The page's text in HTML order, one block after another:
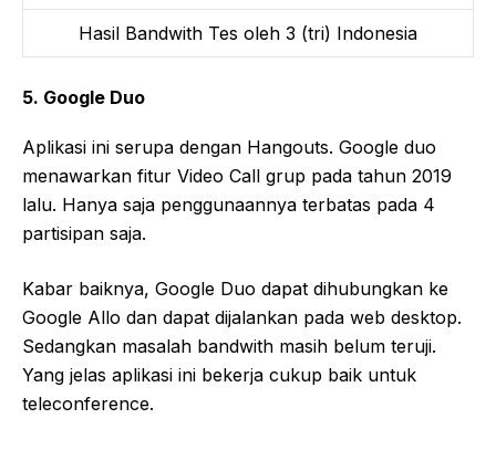
Hasil Bandwith Tes oleh 3 (tri) Indonesia
5. Google Duo
Aplikasi ini serupa dengan Hangouts. Google duo
menawarkan fitur Video Call grup pada tahun 2019
lalu. Hanya saja penggunaannya terbatas pada 4
partisipan saja.
Kabar baiknya, Google Duo dapat dihubungkan ke
Google Allo dan dapat dijalankan pada web desktop.
Sedangkan masalah bandwith masih belum teruji.
Yang jelas aplikasi ini bekerja cukup baik untuk
teleconference.